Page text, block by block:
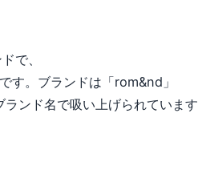
で、
す。ブランドは「rom&nd」
ンド名で吸い上げられています